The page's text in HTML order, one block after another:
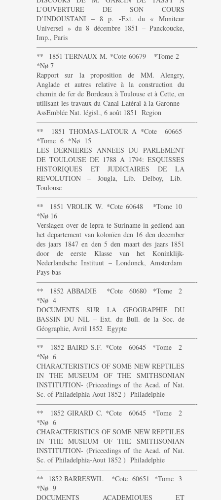
L’OUVERTURE DE SON COURS
D’INDOUSTANI – 8 p. -Ext. du « Moniteur
Universel » du 8 décembre 1851 – Panckoucke,
Imp., Paris
———————————————————————-
** 1851 TERNAUX M. *Cote 60679 *Tome 2
*Nø 7
Rapport sur la proposition de MM. Alengry,
Anglade et autres relative à la construction du
chemin de fer de Bordeaux à Toulouse et à Cette, en
utilisant les travaux du Canal Latéral à la Garonne -
AssEmblée Nat. législ., 6 août 1851 Region
———————————————————————-
** 1851 THOMAS-LATOUR A *Cote 60665
*Tome 6 *Nø 15
LES DERNIERES ANNEES DU PARLEMENT
DE TOULOUSE DE 1788 A 1794: ESQUISSES
HISTORIQUES ET JUDICIAIRES DE LA
REVOLUTION – Jougla, Lib. Delboy, Lib.
Toulouse
———————————————————————-
** 1851 VROLIK W. *Cote 60648 *Tome 10
*Nø 16
Verslagen over de lepra te Suriname in gediend aan
het departement van kolonïen den 16 den december
des jaars 1847 en den 5 den maart des jaars 1851
door de eerste Klasse van het Koninklijk-
Nederlandsche Instituut – Londonck, Amsterdam
Pays-bas
———————————————————————-
** 1852 ABBADIE *Cote 60680 *Tome 2
*Nø 4
DOCUMENTS SUR LA GEOGRAPHIE DU
BASSIN DU NIL – Ext. du Bull. de la Soc. de
Géographie, Avril 1852 Egypte
———————————————————————-
** 1852 BAIRD S.F. *Cote 60645 *Tome 2
*Nø 6
CHARACTERISTICS OF SOME NEW REPTILES
IN THE MUSEUM OF THE SMITHSONIAN
INSTITUTION- (Priceedings of the Acad. of Nat.
Sc. of Philadelphia-Aout 1852 ) Philadelphie
———————————————————————-
** 1852 GIRARD C. *Cote 60645 *Tome 2
*Nø 6
CHARACTERISTICS OF SOME NEW REPTILES
IN THE MUSEUM OF THE SMITHSONIAN
INSTITUTION- (Priceedings of the Acad. of Nat.
Sc. of Philadelphia-Aout 1852 ) Philadelphie
———————————————————————-
** 1852 BARRESWIL *Cote 60651 *Tome 3
*Nø 9
DOCUMENTS ACADEMIQUES ET